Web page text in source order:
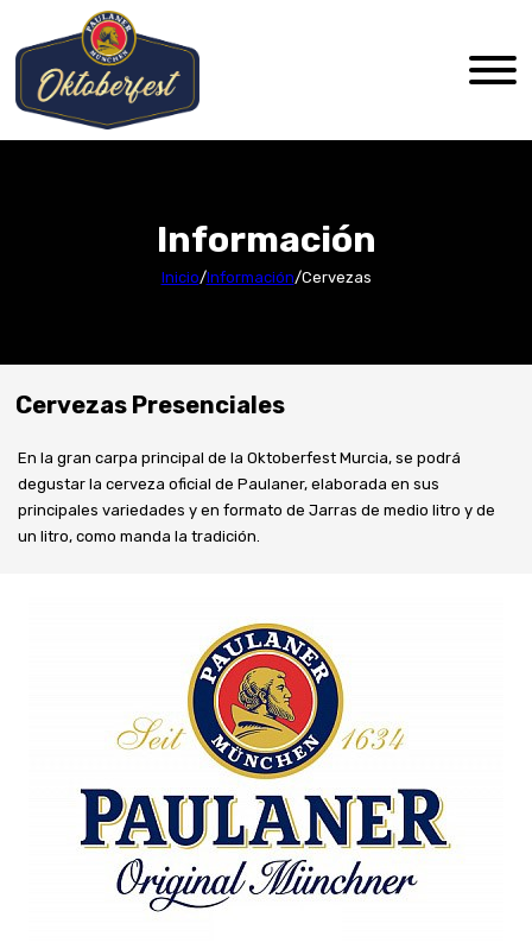
Información
Inicio/Información/Cervezas
Cervezas Presenciales
En la gran carpa principal de la Oktoberfest Murcia, se podrá
degustar la cerveza oficial de Paulaner, elaborada en sus
principales variedades y en formato de Jarras de medio litro y de
un litro, como manda la tradición.